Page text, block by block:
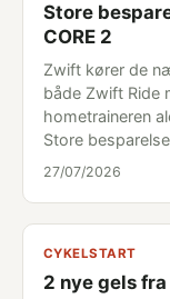
Store
CORE 2
Zwift kører de
både Zwift Ride
hometraineren
Store
27/07/2026
CYKELSTART
2 nye gels